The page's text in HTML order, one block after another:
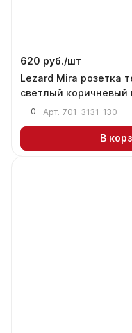
620 руб./шт
Lezard Mira розетка
светлый коричневый
0 Арт. 701-3131-130
В